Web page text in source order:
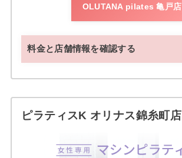
OLUTANA pilates 亀戸店
料金と店舗情報を確認する
ピラティスK オリナス錦糸町店